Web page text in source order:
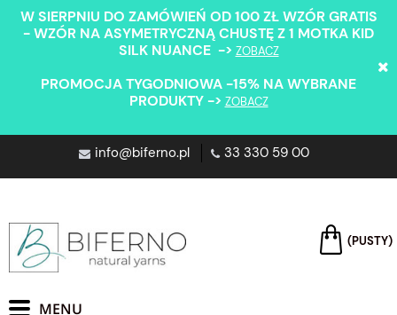
W SIERPNIU DO ZAMÓWIEŃ OD 100 ZŁ WZÓR GRATIS
- WZÓR NA ASYMETRYCZNĄ CHUSTĘ Z 1 MOTKA KID
SILK NUANCE -> ZOBACZ
PROMOCJA TYGODNIOWA -15% NA WYBRANE
PRODUKTY -> ZOBACZ
info@biferno.pl 33 330 59 00
(PUSTY)